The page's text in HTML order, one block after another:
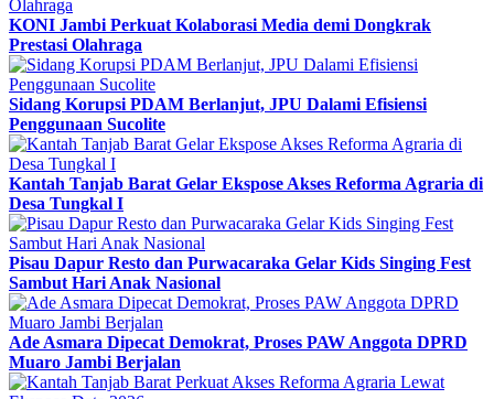
KONI Jambi Perkuat Kolaborasi Media demi Dongkrak
Prestasi Olahraga
Sidang Korupsi PDAM Berlanjut, JPU Dalami Efisiensi
Penggunaan Sucolite
Kantah Tanjab Barat Gelar Ekspose Akses Reforma Agraria di
Desa Tungkal I
Pisau Dapur Resto dan Purwacaraka Gelar Kids Singing Fest
Sambut Hari Anak Nasional
Ade Asmara Dipecat Demokrat, Proses PAW Anggota DPRD
Muaro Jambi Berjalan